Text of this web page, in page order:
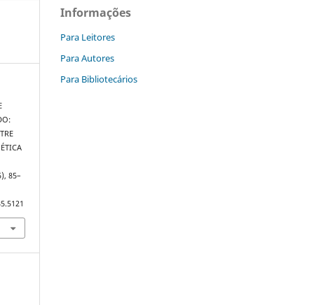
85–
Informações
Para Leitores
Para Autores
Para Bibliotecários